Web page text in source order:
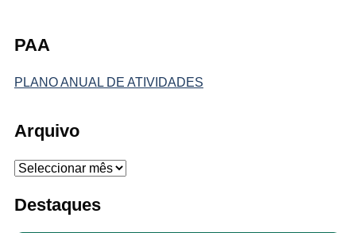
PAA
PLANO ANUAL DE ATIVIDADES
Arquivo
Arquivo
Destaques